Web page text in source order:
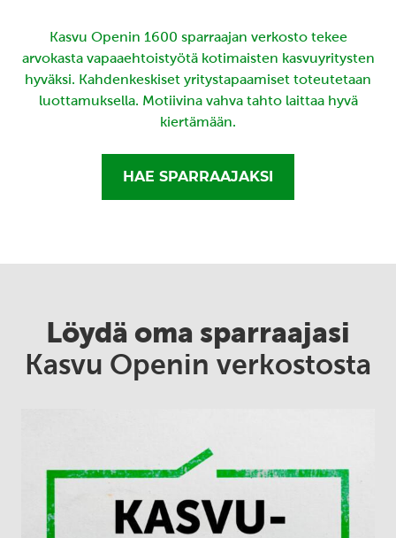
Kasvu Openin 1600 sparraajan verkosto tekee
arvokasta vapaaehtoistyötä kotimaisten kasvuyritysten
hyväksi. Kahdenkeskiset yritystapaamiset toteutetaan
luottamuksella. Motiivina vahva tahto laittaa hyvä
kiertämään.
HAE SPARRAAJAKSI
Löydä oma sparraajasi
Kasvu Openin verkostosta